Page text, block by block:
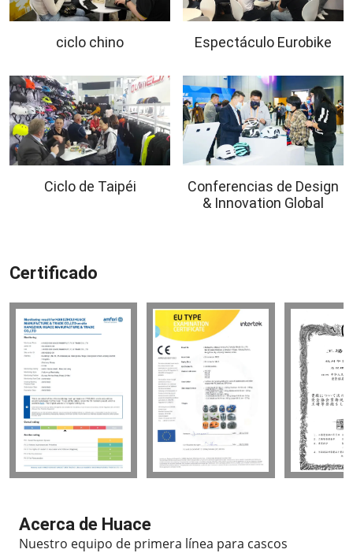
ciclo chino Espectáculo Eurobike
Ciclo de Taipéi
Conferencias de Design
& Innovation Global
Certificado
Acerca de Huace
Nuestro equipo de primera línea para cascos